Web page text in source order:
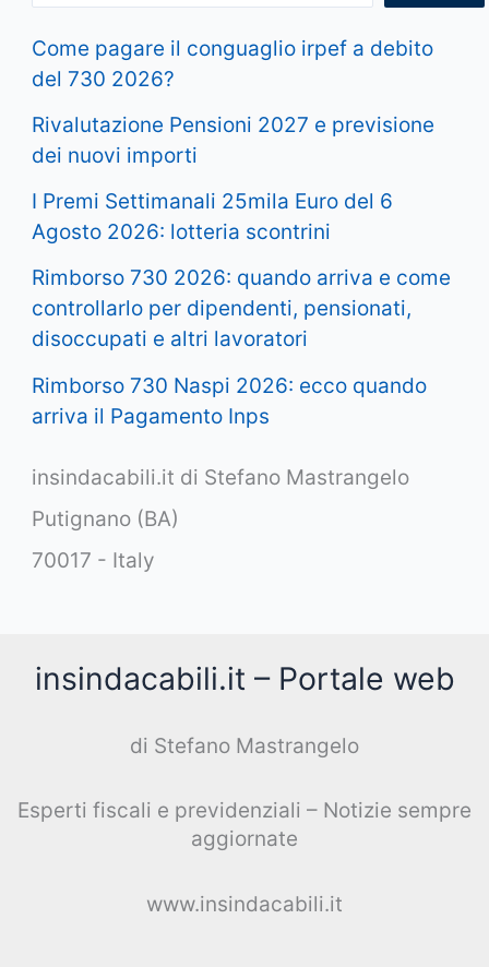
Come pagare il conguaglio irpef a debito
del 730 2026?
Rivalutazione Pensioni 2027 e previsione
dei nuovi importi
I Premi Settimanali 25mila Euro del 6
Agosto 2026: lotteria scontrini
Rimborso 730 2026: quando arriva e come
controllarlo per dipendenti, pensionati,
disoccupati e altri lavoratori
Rimborso 730 Naspi 2026: ecco quando
arriva il Pagamento Inps
insindacabili.it di Stefano Mastrangelo
Putignano (BA)
70017 - Italy
insindacabili.it – Portale web
di Stefano Mastrangelo
Esperti fiscali e previdenziali – Notizie sempre
aggiornate
www.insindacabili.it